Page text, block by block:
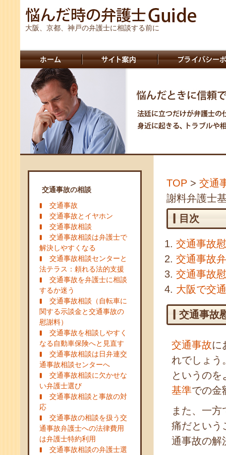
大阪、京都、神戸の弁護士に相談する前に
交通事故の相談
交通事故
交通事故とイヤホン
交通事故相談
交通事故相談は弁護士で
解決しやすくなる
交通事故相談センターと
法テラス：頼れる法的支援
交通事故を弁護士に相談
するか迷う
交通事故相談（自転車に
関する示談金と交通事故の
慰謝料）
交通事故を相談しやすく
なる自動車保険へと見直す
交通事故相談は日弁連交
通事故相談センターへ
交通事故相談に欠かせな
い弁護士選び
交通事故相談と事故の対
応
交通事故の相談を扱う交
通事故弁護士への法律費用
は弁護士特約利用
交通事故相談の弁護士選
TOP > 交通
謝料弁護士
目次
交通事故
交通事故
交通事故
大阪で交
交通事故
交通事故に
れでしょう
というの
基準での金
また、一
痛だという
通事故の解